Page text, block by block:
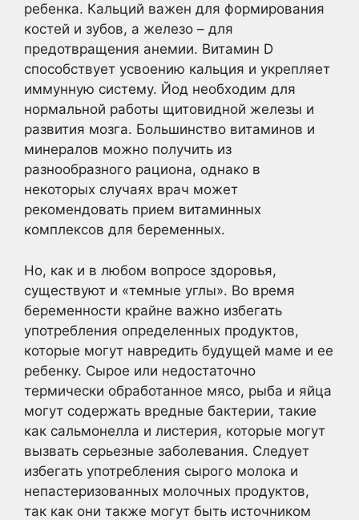
ребенка. Кальций важен для формирования
костей и зубов, а железо – для
предотвращения анемии. Витамин D
способствует усвоению кальция и укрепляет
иммунную систему. Йод необходим для
нормальной работы щитовидной железы и
развития мозга. Большинство витаминов и
минералов можно получить из
разнообразного рациона, однако в
некоторых случаях врач может
рекомендовать прием витаминных
комплексов для беременных.
Но, как и в любом вопросе здоровья,
существуют и «темные углы». Во время
беременности крайне важно избегать
употребления определенных продуктов,
которые могут навредить будущей маме и ее
ребенку. Сырое или недостаточно
термически обработанное мясо, рыба и яйца
могут содержать вредные бактерии, такие
как сальмонелла и листерия, которые могут
вызвать серьезные заболевания. Следует
избегать употребления сырого молока и
непастеризованных молочных продуктов,
так как они также могут быть источником